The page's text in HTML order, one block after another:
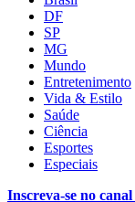
DF
SP
MG
Mundo
Entretenimento
Vida & Estilo
Saúde
Ciência
Esportes
Especiais
Inscreva-se no canal